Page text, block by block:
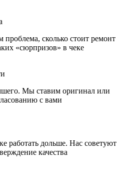
проблема, сколько стоит ремонт
«сюрпризов» в чеке
Мы ставим оригинал или
с вами
работать дольше. Нас советуют
качества